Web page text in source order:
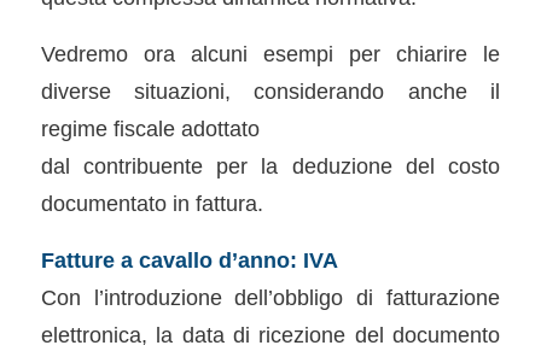
Vedremo ora alcuni esempi per chiarire le
diverse situazioni, considerando anche il
regime fiscale adottato
dal contribuente per la deduzione del costo
documentato in fattura.
Fatture a cavallo d’anno: IVA
Con l’introduzione dell’obbligo di fatturazione
elettronica, la data di ricezione del documento